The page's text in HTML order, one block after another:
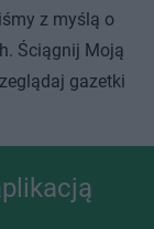
z myślą o
Ściągnij Moją
gazetki